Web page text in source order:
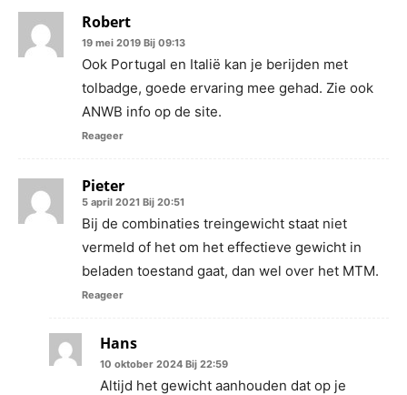
Robert
19 mei 2019 Bij 09:13
Ook Portugal en Italië kan je berijden met
tolbadge, goede ervaring mee gehad. Zie ook
ANWB info op de site.
Reageer
Pieter
5 april 2021 Bij 20:51
Bij de combinaties treingewicht staat niet
vermeld of het om het effectieve gewicht in
beladen toestand gaat, dan wel over het MTM.
Reageer
Hans
10 oktober 2024 Bij 22:59
Altijd het gewicht aanhouden dat op je